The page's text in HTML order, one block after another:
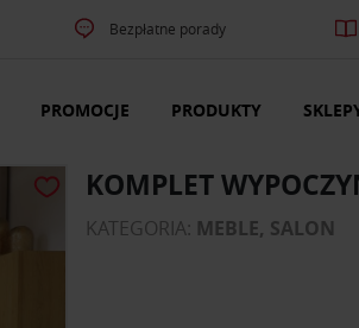
Bezpłatne porady
PROMOCJE PRODUKTY
KOMPLET
KATEGORIA: MEBLE, SALON